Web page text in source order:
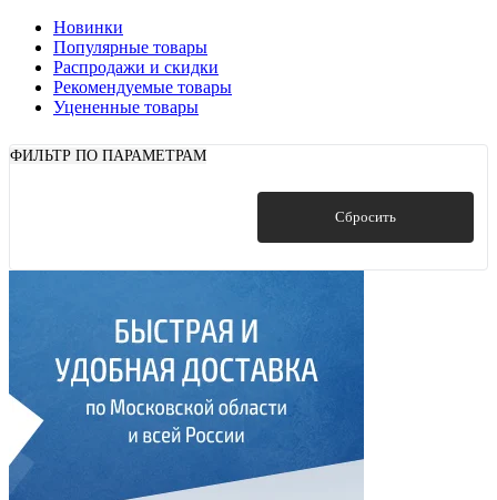
Новинки
Популярные товары
Распродажи и скидки
Рекомендуемые товары
Уцененные товары
ФИЛЬТР ПО ПАРАМЕТРАМ
Сбросить